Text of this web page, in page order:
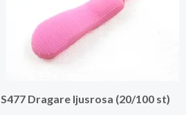
S477 Dragare ljusrosa (20/100 st)